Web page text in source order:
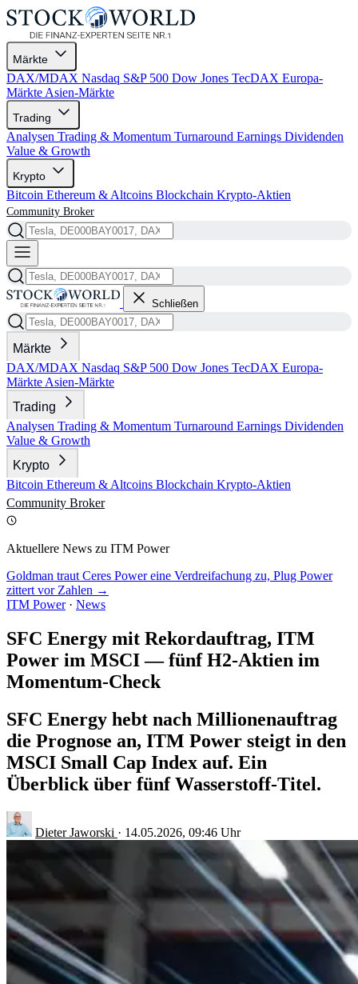
Märkte
DAX/MDAX Nasdaq S&P 500 Dow Jones TecDAX Europa-
Märkte Asien-Märkte
Trading
Analysen Trading & Momentum Turnaround Earnings Dividenden
Value & Growth
Krypto
Bitcoin Ethereum & Altcoins Blockchain Krypto-Aktien
Community Broker
Schließen
Märkte
DAX/MDAX Nasdaq S&P 500 Dow Jones TecDAX Europa-
Märkte Asien-Märkte
Trading
Analysen Trading & Momentum Turnaround Earnings Dividenden
Value & Growth
Krypto
Bitcoin Ethereum & Altcoins Blockchain Krypto-Aktien
Community Broker
Aktuellere News zu ITM Power
Goldman traut Ceres Power eine Verdreifachung zu, Plug Power
zittert vor Zahlen →
ITM Power · News
SFC Energy mit Rekordauftrag, ITM
Power im MSCI — fünf H2-Aktien im
Momentum-Check
SFC Energy hebt nach Millionenauftrag
die Prognose an, ITM Power steigt in den
MSCI Small Cap Index auf. Ein
Überblick über fünf Wasserstoff-Titel.
Dieter Jaworski · 14.05.2026, 09:46 Uhr